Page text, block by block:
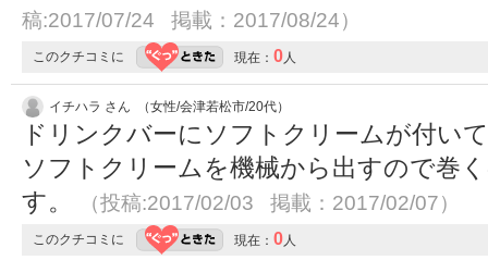
稿:2017/07/24 掲載：2017/08/24）
このクチコミに 現在： 0 人
イチハラ さん （女性/会津若松市/20代）
ドリンクバーにソフトクリームが付い
ソフトクリームを機械から出すので巻
す。
（投稿:2017/02/03 掲載：2017/02/07）
このクチコミに 現在： 0 人